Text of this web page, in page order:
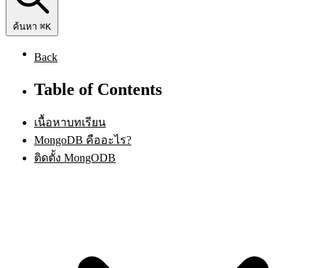
ค้นหา ⌘K
Back
Table of Contents
เนื้อหาบทเรียน
MongoDB คืออะไร?
ติดตั้ง MongODB